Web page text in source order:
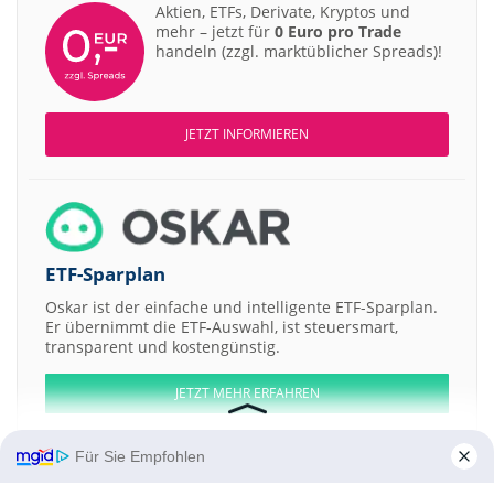
Aktien, ETFs, Derivate, Kryptos und
mehr – jetzt für 0 Euro pro Trade
handeln (zzgl. marktüblicher Spreads)!
JETZT INFORMIEREN
ETF-Sparplan
Oskar ist der einfache und intelligente ETF-Sparplan.
Er übernimmt die ETF-Auswahl, ist steuersmart,
transparent und kostengünstig.
JETZT MEHR ERFAHREN
Für Sie Empfohlen